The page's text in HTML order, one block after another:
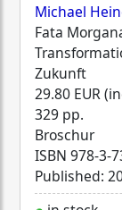
Michael
Fata
Zukunft
29.80 EUR
329 pp.
Broschur
ISBN 978-3-
Published: